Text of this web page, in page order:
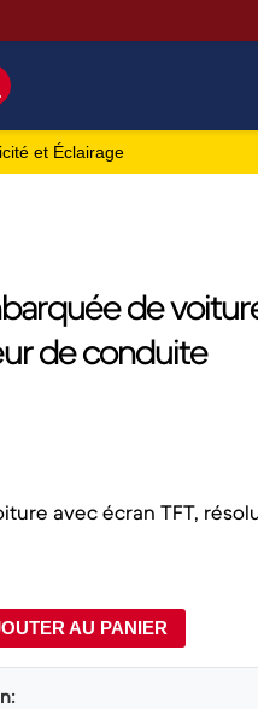
et Éclairage
de
de conduite
avec écran TFT,
AU PANIER